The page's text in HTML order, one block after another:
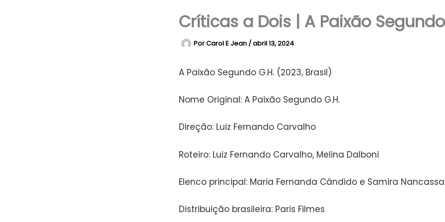
Críticas a Dois | A Paixão Segundo
PorCarol E Jean /abril 13, 2024
A Paixão Segundo G.H. (2023, Brasil)
Nome Original: A Paixão Segundo G.H.
Direção: Luiz Fernando Carvalho
Roteiro: Luiz Fernando Carvalho, Melina Dalboni
Elenco principal: Maria Fernanda Cândido e Samira Nancassa
Distribuição brasileira: Paris Filmes